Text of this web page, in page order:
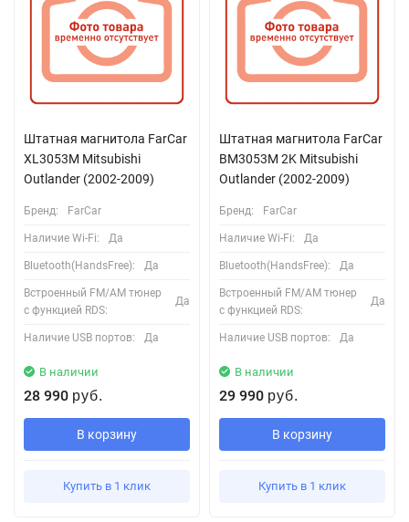
Штатная магнитола FarCar
XL3053M Mitsubishi
Outlander (2002-2009)
Бренд: FarCar
Наличие Wi-Fi: Да
Bluetooth(HandsFree): Да
Встроенный FM/AM тюнер
с функцией RDS:
Да
Наличие USB портов: Да
В наличии
28 990 руб.
В корзину
Купить в 1 клик
Штатная магнитола FarCar
BM3053M 2K Mitsubishi
Outlander (2002-2009)
Бренд: FarCar
Наличие Wi-Fi: Да
Bluetooth(HandsFree): Да
Встроенный FM/AM тюнер
с функцией RDS:
Да
Наличие USB портов: Да
В наличии
29 990 руб.
В корзину
Купить в 1 клик